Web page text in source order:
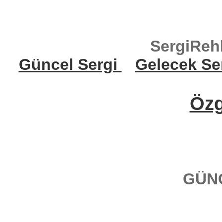
Güncel Sergi
Gelecek